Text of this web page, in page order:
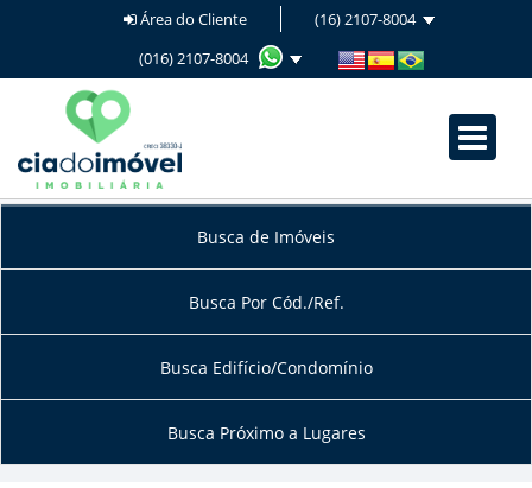
Área do Cliente
(16) 2107-8004
(016) 2107-8004
Busca de Imóveis
Busca Por Cód./Ref.
Busca Edifício/Condomínio
Busca Próximo a Lugares